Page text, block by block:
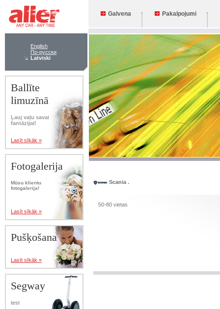
English
По-русски
Latviski
Ballīte
limuzīnā
Ļauj vaļu savai
fantāzijai!
Lasīt sīkāk »
Fotogalerija
Mūsu klientu
fotogalerija!
Lasīt sīkāk »
Pušķošana
Lasīt sīkāk »
Segway
test
Galvena Pakalpojumi
Scania .
50-80 vietas